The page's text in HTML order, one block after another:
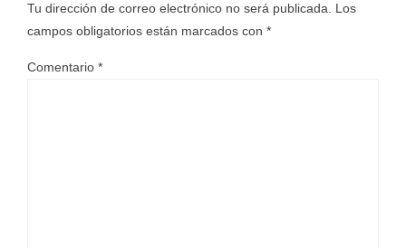
Tu dirección de correo electrónico no será publicada.
Los
campos obligatorios están marcados con *
Comentario *